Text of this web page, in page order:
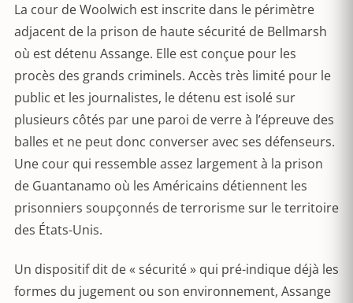
La cour de Woolwich est inscrite dans le périmètre
adjacent de la prison de haute sécurité de Bellmarsh
où est détenu Assange. Elle est conçue pour les
procès des grands criminels. Accès très limité pour le
public et les journalistes, le détenu est isolé sur
plusieurs côtés par une paroi de verre à l’épreuve des
balles et ne peut donc converser avec ses défenseurs.
Une cour qui ressemble assez largement à la prison
de Guantanamo où les Américains détiennent les
prisonniers soupçonnés de terrorisme sur le territoire
des États-Unis.
Un dispositif dit de « sécurité » qui pré-indique déjà les
formes du jugement ou son environnement, Assange